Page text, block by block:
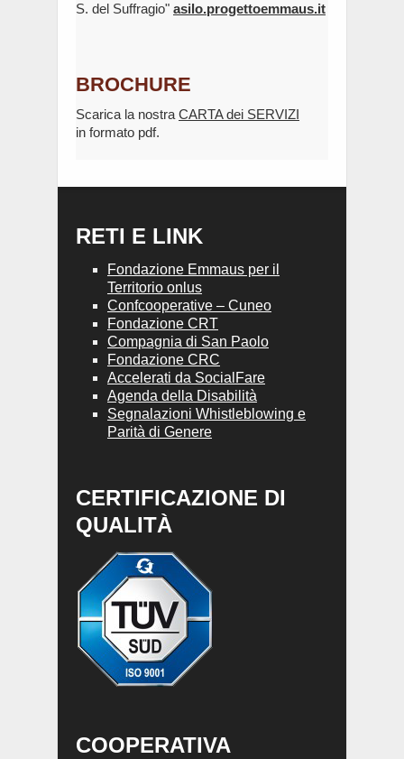
S. del Suffragio" asilo.progettoemmaus.it
BROCHURE
Scarica la nostra CARTA dei SERVIZI
in formato pdf.
RETI E LINK
Fondazione Emmaus per il
Territorio onlus
Confcooperative – Cuneo
Fondazione CRT
Compagnia di San Paolo
Fondazione CRC
Accelerati da SocialFare
Agenda della Disabilità
Segnalazioni Whistleblowing e
Parità di Genere
CERTIFICAZIONE DI
QUALITÀ
COOPERATIVA